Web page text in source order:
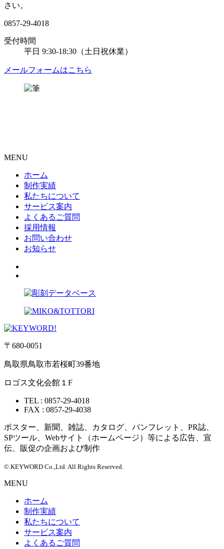
さい。
0857-29-4018
受付時間
平日 9:30-18:30 （土日祝休業）
メールフォームはこちら
MENU
ホーム
制作実績
私たちについて
サービス案内
よくあるご質問
採用情報
お問い合わせ
お知らせ
〒680-0051
鳥取県鳥取市若桜町39番地
ロゴス文化会館１F
TEL : 0857-29-4018
FAX : 0857-29-4038
ポスター、新聞、雑誌、カタログ、パンフレット、PR誌、
SPツール、Webサイト（ホームページ）等による広告、宣
伝、販促の企画および制作
© KEYWORD Co.,Ltd. All Rights Reserved.
MENU
ホーム
制作実績
私たちについて
サービス案内
よくあるご質問